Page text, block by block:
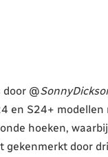
door @
en S24+
hoeken,
gekenmerkt door